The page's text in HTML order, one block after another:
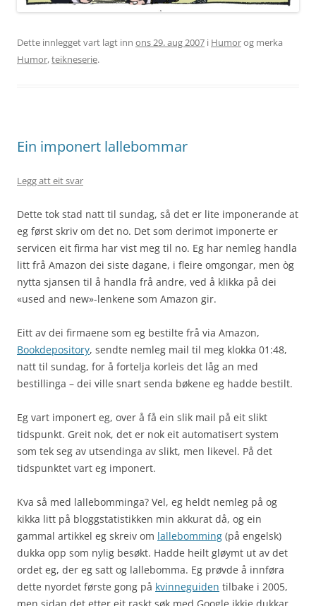
Dette innlegget vart lagt inn ons 29. aug 2007 i Humorog merka
Humor,teikneserie.
Ein imponert lallebommar
Legg att eit svar
Dette tok stad natt til sundag, så det er lite imponerande at
eg først skriv om det no. Det som derimot imponerte er
servicen eit firma har vist meg til no. Eg har nemleg handla
litt frå Amazon dei siste dagane, i fleire omgongar, men òg
nytta sjansen til å handla frå andre, ved å klikka på dei
«used and new»-lenkene som Amazon gir.
Eitt av dei firmaene som eg bestilte frå via Amazon,
Bookdepository, sendte nemleg mail til meg klokka 01:48,
natt til sundag, for å fortelja korleis det låg an med
bestillinga – dei ville snart senda bøkene eg hadde bestilt.
Eg vart imponert eg, over å få ein slik mail på eit slikt
tidspunkt. Greit nok, det er nok eit automatisert system
som tek seg av utsendinga av slikt, men likevel. På det
tidspunktet vart eg imponert.
Kva så med lallebomminga? Vel, eg heldt nemleg på og
kikka litt på bloggstatistikken min akkurat då, og ein
gammal artikkel eg skreiv om lallebomming (på engelsk)
dukka opp som nylig besøkt. Hadde heilt gløymt ut av det
ordet eg, der eg satt og lallebomma. Eg prøvde å innføra
dette nyordet første gong på kvinneguiden tilbake i 2005,